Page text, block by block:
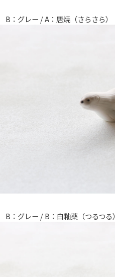
B：グレー / A：唐焼（さらさら）
B：グレー / B：白釉薬（つるつる）